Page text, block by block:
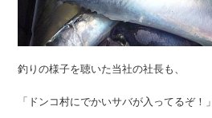
釣りの様子を聴いた当社の社長も、
「ドンコ村にでかいサバが入ってるぞ！」